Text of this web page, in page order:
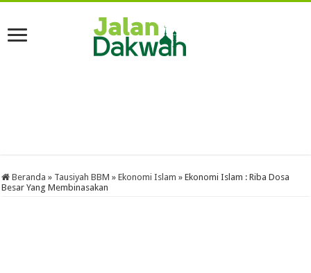
Beranda » Tausiyah BBM » Ekonomi Islam » Ekonomi Islam : Riba Dosa
Besar Yang Membinasakan